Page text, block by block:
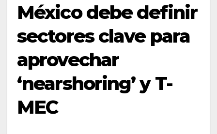
México debe definir
sectores clave para
aprovechar
‘nearshoring’ y T-
MEC